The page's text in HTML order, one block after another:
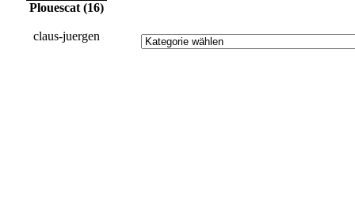
Plouescat (16)
claus-juergen